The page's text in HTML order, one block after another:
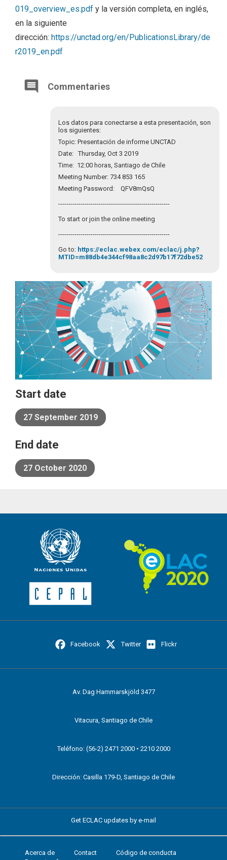
019_overview_es.pdf y la versión completa, en inglés,
en la siguiente
dirección: https://unctad.org/en/PublicationsLibrary/de
r2019_en.pdf
Commentaries
Los datos para conectarse a esta presentación, son
los siguientes:
Topic: Presentación de informe UNCTAD
Date: Thursday, Oct 3 2019
Time: 12:00 horas, Santiago de Chile
Meeting Number: 734 853 165
Meeting Password: QFV8mQsQ
-------------------------------------------------------
To start or join the online meeting
-------------------------------------------------------
Go to: https://eclac.webex.com/eclac/j.php?
MTID=m88db4e344cf98aa8c2d97b17f72dbe52
Start date
27 September 2019
End date
27 October 2020
Facebook Twitter Flickr
Av. Dag Hammarskjöld 3477
Vitacura, Santiago de Chile
Teléfono: (56-2) 2471 2000 • 2210 2000
Dirección: Casilla 179-D, Santiago de Chile
Get ECLAC updates by e-mail
Acerca de Contact
Código de conducta